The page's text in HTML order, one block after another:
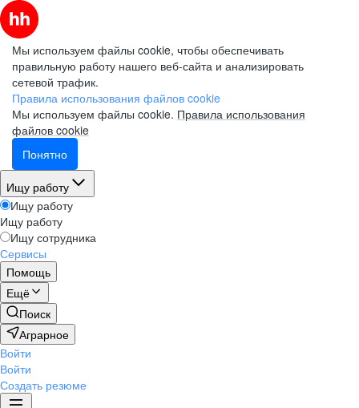
Мы используем файлы cookie, чтобы обеспечивать
правильную работу нашего веб-сайта и анализировать
сетевой трафик.
Правила использования файлов cookie
Мы используем файлы cookie. Правила использования
файлов cookie
Понятно
Ищу работу
Ищу работу
Ищу работу
Ищу сотрудника
Сервисы
Помощь
Ещё
Поиск
Аграрное
Войти
Войти
Создать резюме